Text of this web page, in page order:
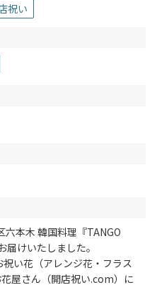
祝い
六本木 韓国料理『TANGO
けいたしました。
い花（アレンジ花・フラス
屋さん（開店祝い.com）に